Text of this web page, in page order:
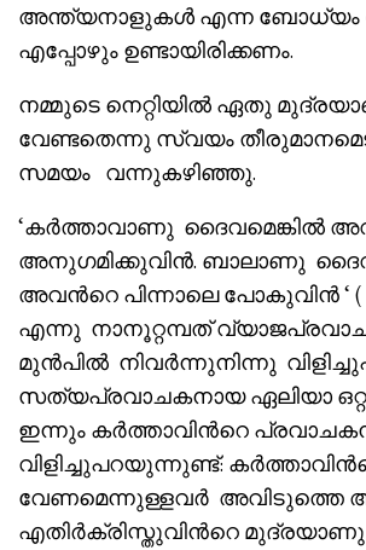
അന്ത്യനാളുകൾ എന്ന ബോധ്യം
എപ്പോഴും ഉണ്ടായിരിക്കണം.
നമ്മുടെ നെറ്റിയിൽ ഏതു
വേണ്ടതെന്നു സ്വയം
സമയം വന്നുകഴിഞ്ഞു.
‘കർത്താവാണു ദൈവമെങ്കിൽ
അനുഗമിക്കുവിൻ. ബാലാണു
അവൻറെ പിന്നാലെ പോകുവിൻ ‘ ( 1
എന്നു നാനൂറ്റമ്പത്‌
മുൻപിൽ നിവർന്നുനിന്നു
സത്യപ്രവാചകനായ ഏലിയാ
ഇന്നും കർത്താവിൻറെ
വിളിച്ചുപറയുന്നുണ്ട്:
വേണമെന്നുള്ളവർ അവിടുത്തെ
എതിർക്രിസ്തുവിൻറെ മുദ്രയാണു